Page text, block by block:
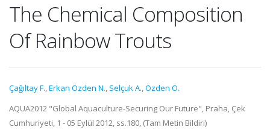
The Chemical Composition
Of Rainbow Trouts
Çağıltay F.,Erkan Özden N., Selçuk A.,Özden Ö.
AQUA2012 "Global Aquaculture-Securing Our Future", Praha, Çek
Cumhuriyeti, 1 - 05 Eylül 2012, ss.180, (Tam Metin Bildiri)